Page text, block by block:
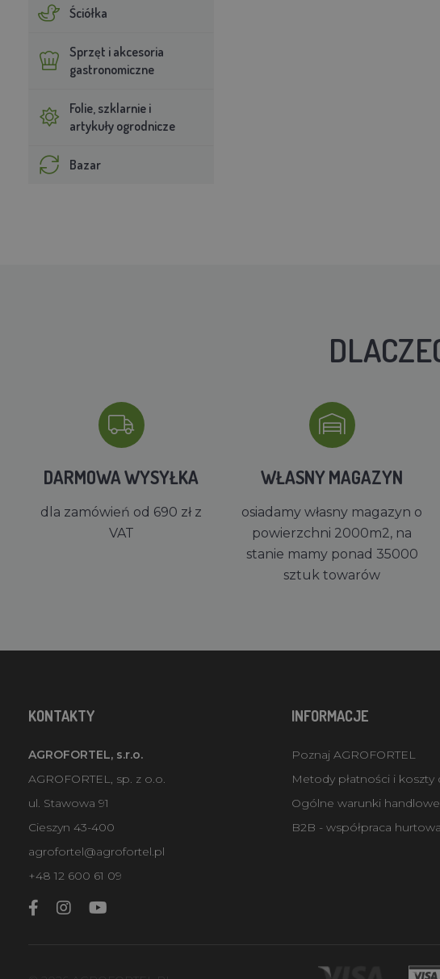
Ściółka
Sprzęt i akcesoria
gastronomiczne
Folie, szklarnie i
artykuły ogrodnicze
Bazar
DARMOWA WYSYŁKA
dla zamówień od 690 zł z
VAT
WŁASNY MAGAZYN
osiadamy własny magazyn o
powierzchni 2000m2, na
stanie mamy ponad 35000
sztuk towarów
KONTAKTY
AGROFORTEL, s.r.o.
AGROFORTEL, sp. z o.o.
ul. Stawowa 91
Cieszyn 43-400
agrofortel@agrofortel.pl
+48 12 600 61 09
INFORMACJE
Poznaj AGROFORTEL
Metody płatności i koszty
Ogólne warunki handlowe
B2B - współpraca hurtowa